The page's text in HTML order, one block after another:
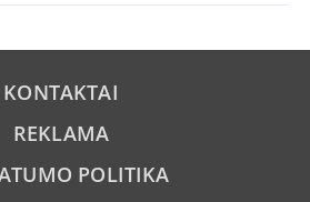
KONTAKTAI
REKLAMA
POLITIKA